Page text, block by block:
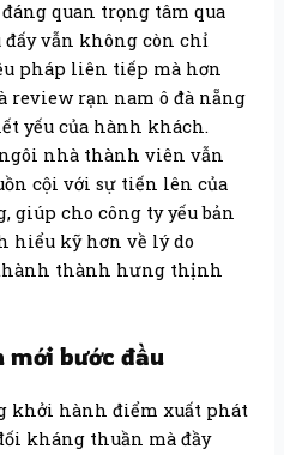
quan trọng tâm qua
vẫn không còn chỉ
pháp liên tiếp mà hơn
review rạn nam ô đà nẵng
yếu của hành khách.
nhà thành viên vẫn
cội với sự tiến lên của
giúp cho công ty yếu bản
hiểu kỹ hơn về lý do
thành hưng thịnh
mới bước đầu
khởi hành điểm xuất phát
kháng thuần mà đầy